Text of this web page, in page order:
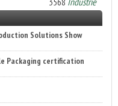
Solutions Show
Packaging certification